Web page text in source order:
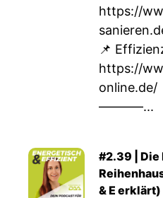
https://
📌
https://
online.de/
–––––––...
#2.39 | Die
& E erklärt)